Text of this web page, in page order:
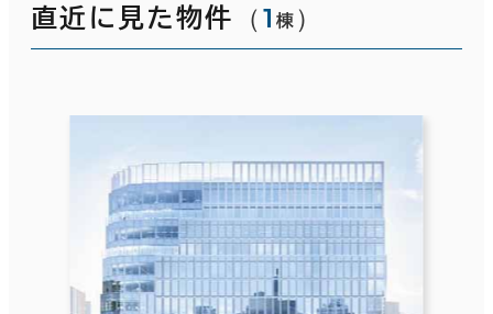
直近に見た物件 （1 棟 ）